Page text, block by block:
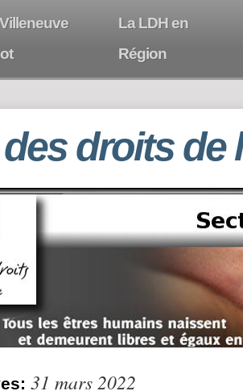
La LDH en
Région
droits de
31 mars 2022